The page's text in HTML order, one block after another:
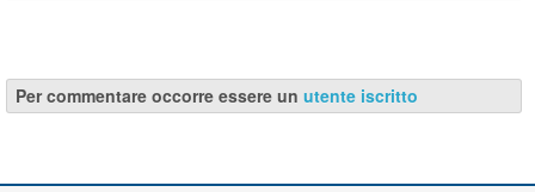
Per commentare occorre essere un utente iscritto